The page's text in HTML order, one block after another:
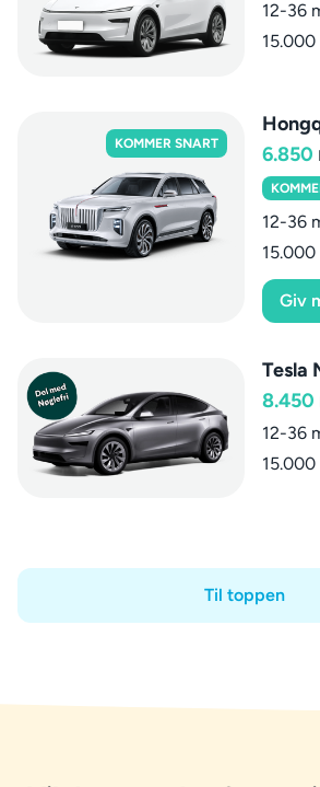
12-36
KOMMER SNART
6.850
12-36
Giv
8.450
12-36
Til toppen